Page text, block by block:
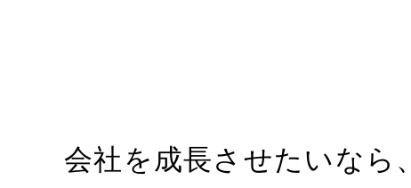
会社を成長させたいなら、